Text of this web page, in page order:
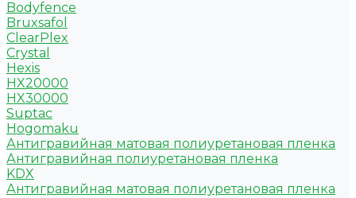
Bodyfence
Bruxsafol
ClearPlex
Crystal
Hexis
HX20000
HX30000
Suptac
Hogomaku
Антигравийная матовая полиуретановая пленка
Антигравийная полиуретановая пленка
KDX
Антигравийная матовая полиуретановая пленка